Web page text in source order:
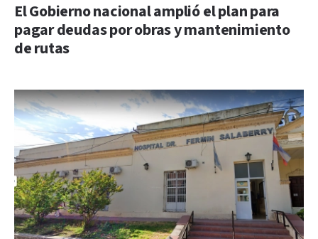
El Gobierno nacional amplió el plan para
pagar deudas por obras y mantenimiento
de rutas